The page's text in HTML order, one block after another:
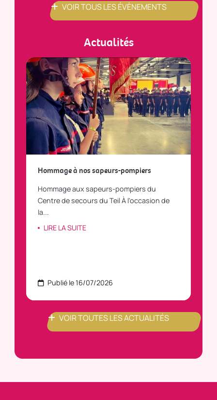
VOIR TOUS LES ÉVÈNEMENTS
Actualités
Hommage à nos sapeurs-pompiers
Hommage aux sapeurs-pompiers du
Centre de secours du Teil À l'occasion de
la...
LIRE LA SUITE
Publié le 16/07/2026
VOIR TOUTES LES ACTUALITÉS